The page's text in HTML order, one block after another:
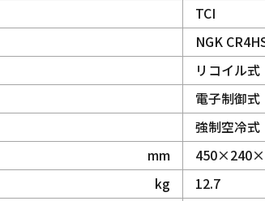
TCI
NGK
リコイル式
電子制御式
強制空冷式
mm
kg 12.7